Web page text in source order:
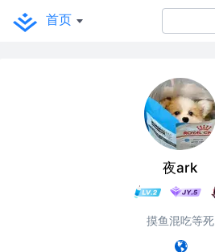
首页
夜ark
摸鱼混吃等死